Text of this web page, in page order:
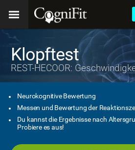
Klopftest
REST-HECOOR:
Neurokognitive Bewertung
Messen und Bewertung der
Du kannst die Ergebnisse nach
Probiere es aus!